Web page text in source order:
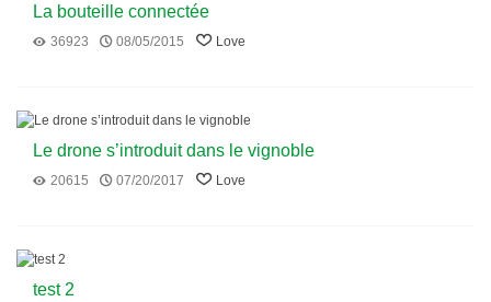
La bouteille connectée
36923 08/05/2015 Love
Le drone s’introduit dans le vignoble
20615 07/20/2017 Love
test 2